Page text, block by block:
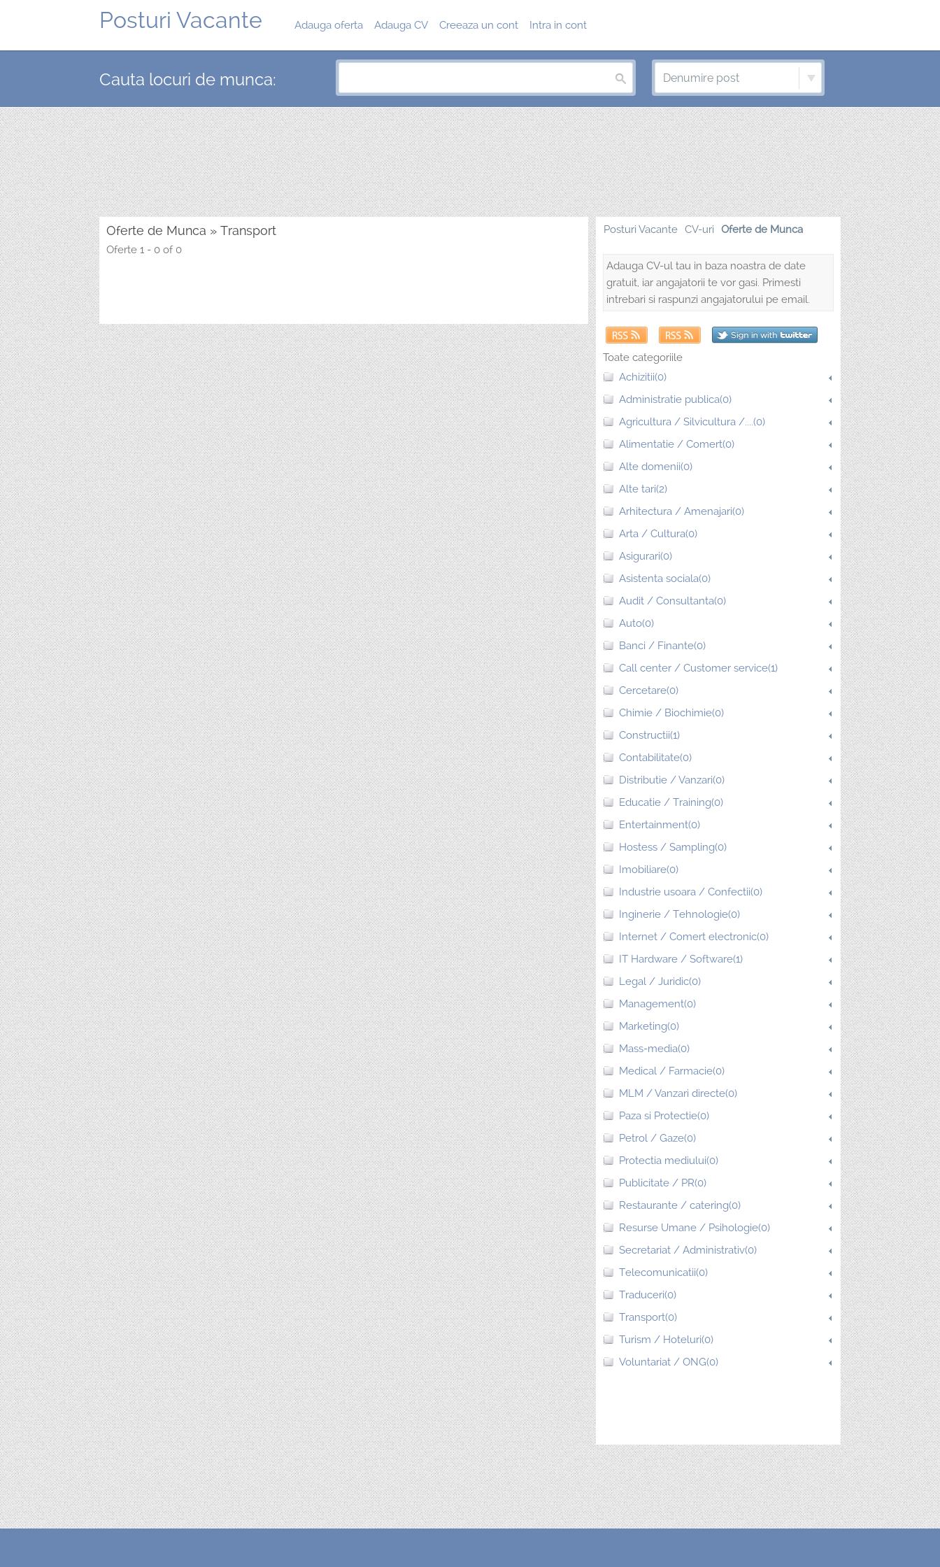
Posturi Vacante Adauga oferta Adauga CV Creeaza un cont Intra in cont
Cauta locuri de munca:
Oferte de Munca » Transport
Oferte 1 - 0 of 0
Posturi Vacante CV-uri Oferte de Munca
Adauga CV-ul tau in baza noastra de date
gratuit, iar angajatorii te vor gasi. Primesti
intrebari si raspunzi angajatorului pe email.
Toate categoriile
Achizitii(0)
Administratie publica(0)
Agricultura / Silvicultura /....(0)
Alimentatie / Comert(0)
Alte domenii(0)
Alte tari(2)
Arhitectura / Amenajari(0)
Arta / Cultura(0)
Asigurari(0)
Asistenta sociala(0)
Audit / Consultanta(0)
Auto(0)
Banci / Finante(0)
Call center / Customer service(1)
Cercetare(0)
Chimie / Biochimie(0)
Constructii(1)
Contabilitate(0)
Distributie / Vanzari(0)
Educatie / Training(0)
Entertainment(0)
Hostess / Sampling(0)
Imobiliare(0)
Industrie usoara / Confectii(0)
Inginerie / Tehnologie(0)
Internet / Comert electronic(0)
IT Hardware / Software(1)
Legal / Juridic(0)
Management(0)
Marketing(0)
Mass-media(0)
Medical / Farmacie(0)
MLM / Vanzari directe(0)
Paza si Protectie(0)
Petrol / Gaze(0)
Protectia mediului(0)
Publicitate / PR(0)
Restaurante / catering(0)
Resurse Umane / Psihologie(0)
Secretariat / Administrativ(0)
Telecomunicatii(0)
Traduceri(0)
Transport(0)
Turism / Hoteluri(0)
Voluntariat / ONG(0)